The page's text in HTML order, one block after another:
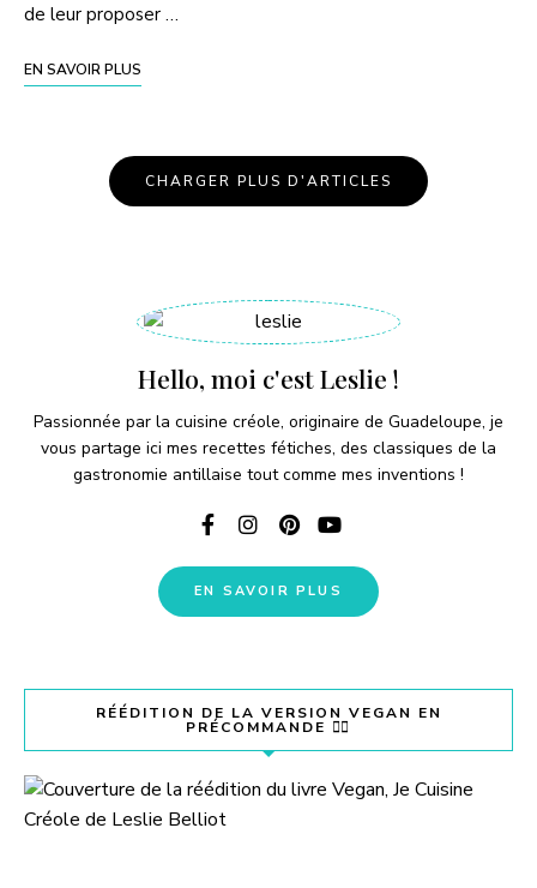
de leur proposer …
EN SAVOIR PLUS
CHARGER PLUS D'ARTICLES
Hello, moi c'est Leslie !
Passionnée par la cuisine créole, originaire de Guadeloupe, je
vous partage ici mes recettes fétiches, des classiques de la
gastronomie antillaise tout comme mes inventions !
EN SAVOIR PLUS
RÉÉDITION DE LA VERSION VEGAN EN
PRÉCOMMANDE 👇🏽